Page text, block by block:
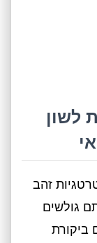
לשון
לכדורים: 7 אסטרטגיות זהב
גולשים
ביקורת